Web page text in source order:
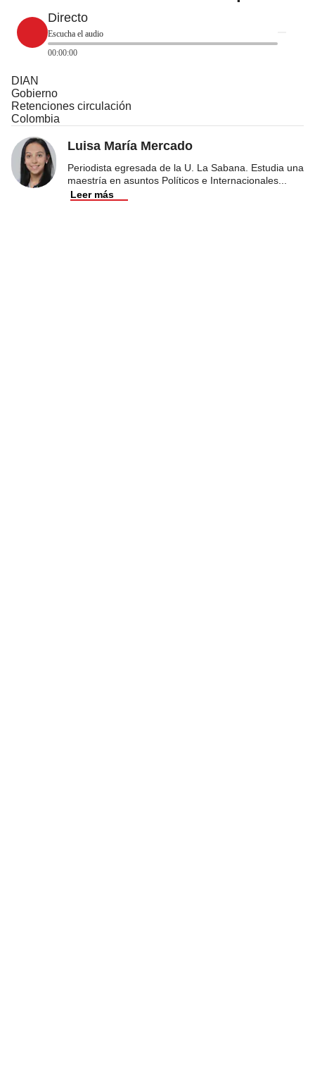
Directo
Escucha el audio
00:00:00
DIAN
Gobierno
Retenciones circulación
Colombia
Luisa María Mercado
Periodista egresada de la U. La Sabana. Estudia una
maestría en asuntos Políticos e Internacionales
Leer más